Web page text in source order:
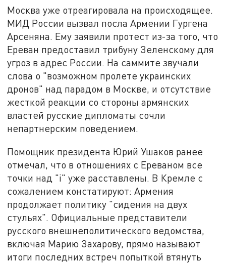
Москва уже отреагировала на происходящее.
МИД России вызвал посла Армении Гургена
Арсеняна. Ему заявили протест из-за того, что
Ереван предоставил трибуну Зеленскому для
угроз в адрес России. На саммите звучали
слова о "возможном пролете украинских
дронов" над парадом в Москве, и отсутствие
жесткой реакции со стороны армянских
властей русские дипломаты сочли
непартнерским поведением.
Помощник президента Юрий Ушаков ранее
отмечал, что в отношениях с Ереваном все
точки над "i" уже расставлены. В Кремле с
сожалением констатируют: Армения
продолжает политику "сидения на двух
стульях". Официальные представители
русского внешнеполитического ведомства,
включая Марию Захарову, прямо называют
итоги последних встреч попыткой втянуть